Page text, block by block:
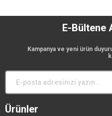
E-Bültene
Kampanya ve yeni ürün
Ürünler